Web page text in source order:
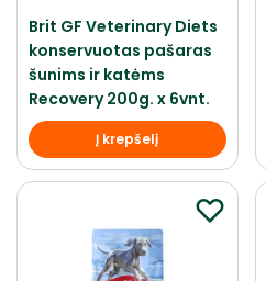
Brit GF Veterinary Diets
konservuotas pašaras
šunims ir katėms
Recovery 200g. x 6vnt.
Į krepšelį